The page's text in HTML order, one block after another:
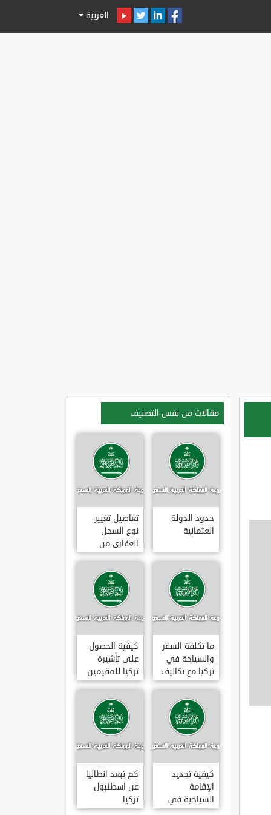
العربية
مقالات من نفس التصنيف
حدود الدولة
العثمانية
تغاصيل تغيير
نوع السجل
العقارى من
تجارى إلى
سكنى فى
تركيا
ما تكلفة السفر
والسياحة في
تركيا مع تكاليف
الاقامة
كيفية الحصول
على تأشيرة
تركيا للمقيمين
بالسعودية
2020
كيفية تجديد
الإقامة
السياحية في
تركيا وما
كم تبعد انطاليا
عن اسطنبول
تركيا